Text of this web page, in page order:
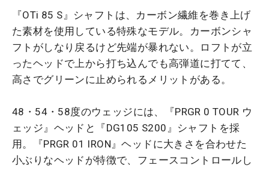
『OTi 85 S』シャフトは、カーボン繊維を巻き上げ
た素材を使用している特殊なモデル。カーボンシャ
フトがしなり戻るけど先端が暴れない。ロフトが立
ったヘッドで上から打ち込んでも高弾道に打てて、
高さでグリーンに止められるメリットがある。
48・54・58度のウェッジには、『PRGR 0 TOUR ウ
ェッジ』ヘッドと『DG105 S200』シャフトを採
用。『PRGR 01 IRON』ヘッドに大きさを合わせた
小ぶりなヘッドが特徴で、フェースコントロールし